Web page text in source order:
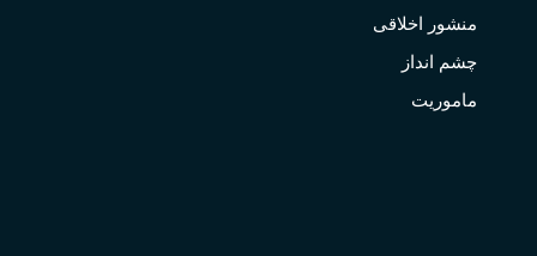
منشور اخلاقی
چشم انداز
ماموریت